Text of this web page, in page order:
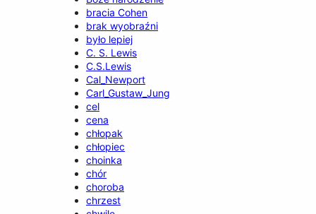
bracia Cohen
brak wyobraźni
było lepiej
C. S. Lewis
C.S.Lewis
Cal_Newport
Carl_Gustaw_Jung
cel
cena
chłopak
chłopiec
choinka
chór
choroba
chrzest